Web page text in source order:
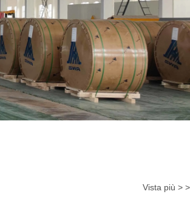
Vista più > >